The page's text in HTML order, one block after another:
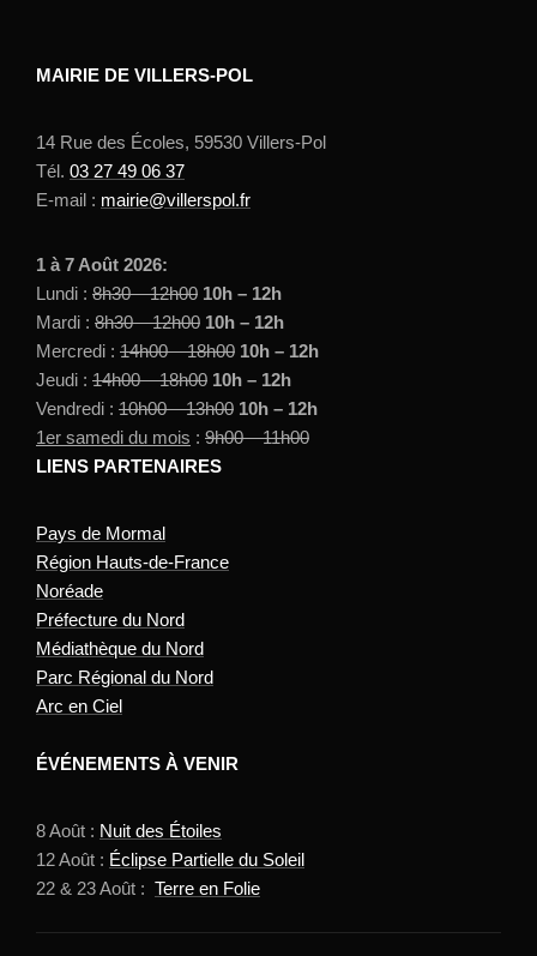
MAIRIE DE VILLERS-POL
14 Rue des Écoles, 59530 Villers-Pol
Tél. 03 27 49 06 37
E-mail : mairie@villerspol.fr
1 à 7 Août 2026:
Lundi : 8h30 – 12h00 10h – 12h
Mardi : 8h30 – 12h00 10h – 12h
Mercredi : 14h00 – 18h00 10h – 12h
Jeudi : 14h00 – 18h00 10h – 12h
Vendredi : 10h00 – 13h00 10h – 12h
1er samedi du mois : 9h00 – 11h00
LIENS PARTENAIRES
Pays de Mormal
Région Hauts-de-France
Noréade
Préfecture du Nord
Médiathèque du Nord
Parc Régional du Nord
Arc en Ciel
ÉVÉNEMENTS À VENIR
8 Août : Nuit des Étoiles
12 Août : Éclipse Partielle du Soleil
22 & 23 Août : Terre en Folie